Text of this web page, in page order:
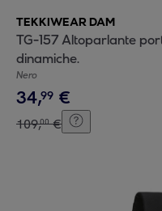
TEKKIWEAR DAM
TG-157 Altoparlante
dinamiche.
Nero
34,99 €
109,00 €